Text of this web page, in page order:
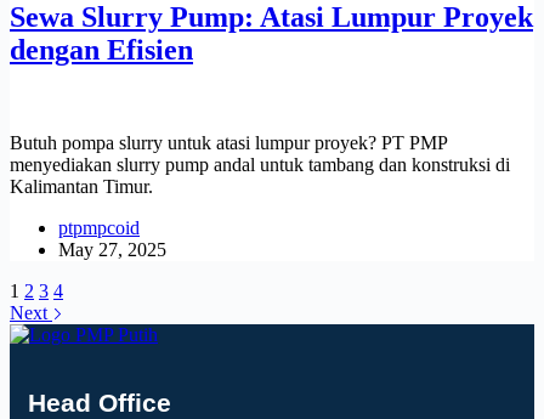
Sewa Slurry Pump: Atasi Lumpur Proyek
dengan Efisien
Butuh pompa slurry untuk atasi lumpur proyek? PT PMP
menyediakan slurry pump andal untuk tambang dan konstruksi di
Kalimantan Timur.
ptpmpcoid
May 27, 2025
1 2 3 4
Next
Head Office